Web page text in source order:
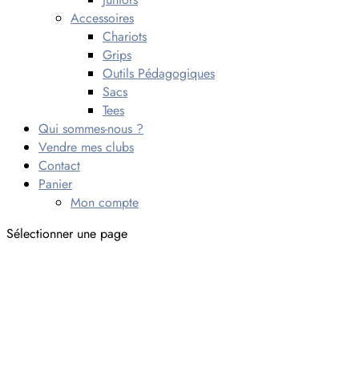
Accessoires
Chariots
Grips
Outils Pédagogiques
Sacs
Tees
Qui sommes-nous ?
Vendre mes clubs
Contact
Panier
Mon compte
Sélectionner une page